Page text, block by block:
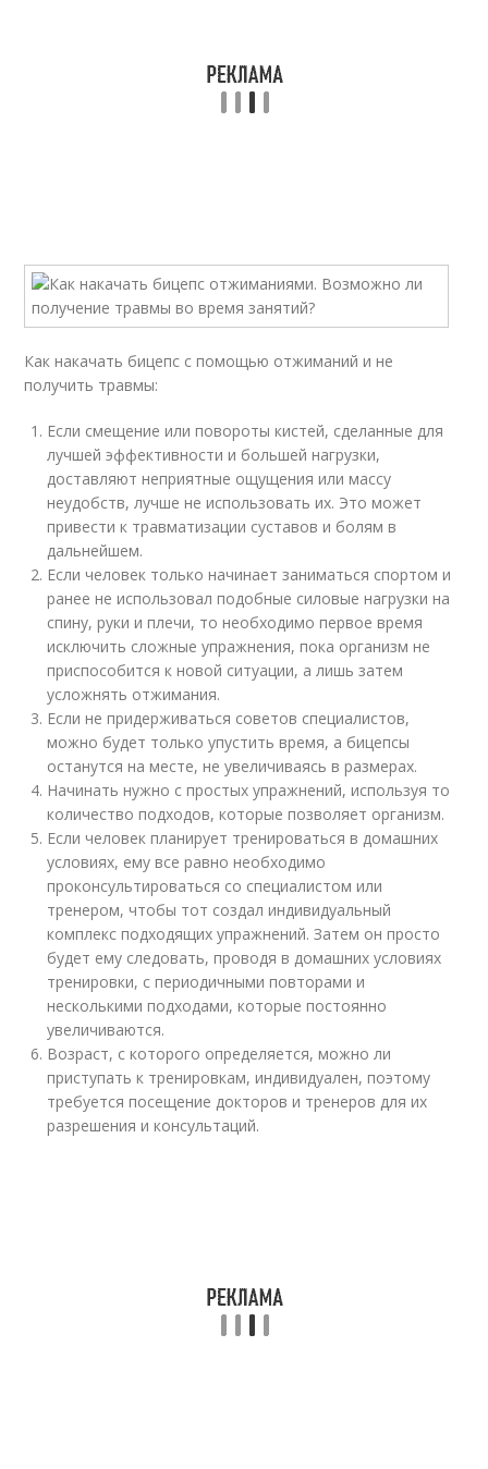
Как накачать бицепс с помощью отжиманий и не
получить травмы:
Если смещение или повороты кистей, сделанные для
лучшей эффективности и большей нагрузки,
доставляют неприятные ощущения или массу
неудобств, лучше не использовать их. Это может
привести к травматизации суставов и болям в
дальнейшем.
Если человек только начинает заниматься спортом и
ранее не использовал подобные силовые нагрузки на
спину, руки и плечи, то необходимо первое время
исключить сложные упражнения, пока организм не
приспособится к новой ситуации, а лишь затем
усложнять отжимания.
Если не придерживаться советов специалистов,
можно будет только упустить время, а бицепсы
останутся на месте, не увеличиваясь в размерах.
Начинать нужно с простых упражнений, используя то
количество подходов, которые позволяет организм.
Если человек планирует тренироваться в домашних
условиях, ему все равно необходимо
проконсультироваться со специалистом или
тренером, чтобы тот создал индивидуальный
комплекс подходящих упражнений. Затем он просто
будет ему следовать, проводя в домашних условиях
тренировки, с периодичными повторами и
несколькими подходами, которые постоянно
увеличиваются.
Возраст, с которого определяется, можно ли
приступать к тренировкам, индивидуален, поэтому
требуется посещение докторов и тренеров для их
разрешения и консультаций.